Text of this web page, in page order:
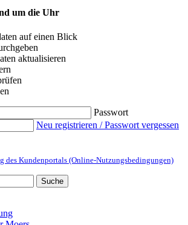
um die Uhr
auf einen Blick
aktualisieren
Passwort
Neu registrieren / Passwort vergessen
des Kundenportals (Online-Nutzungsbedingungen)
Suche